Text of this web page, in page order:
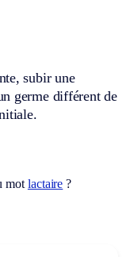
subir une
germe différent de
mot lactaire ?